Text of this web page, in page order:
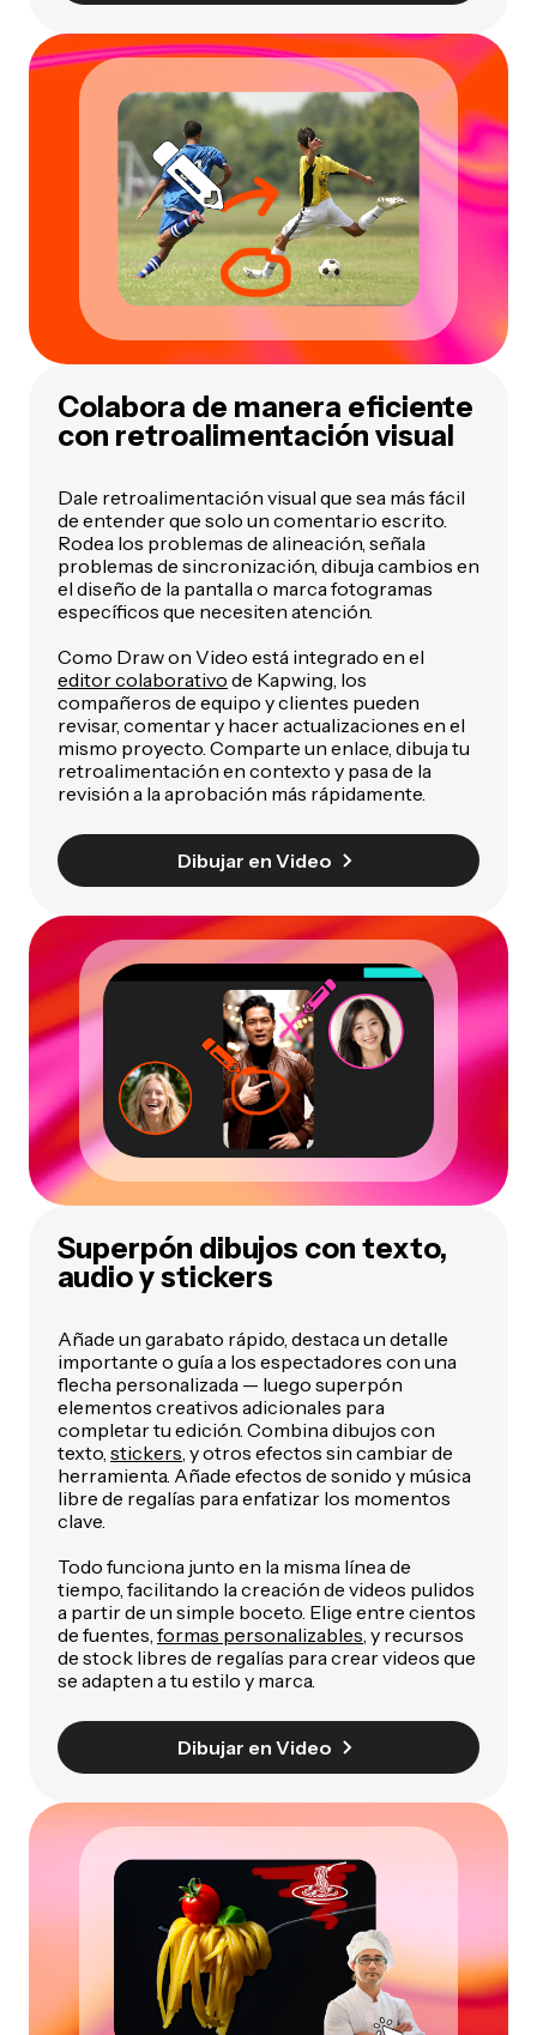
Colabora de manera eficiente
con retroalimentación visual
Dale retroalimentación visual que sea más fácil
de entender que solo un comentario escrito.
Rodea los problemas de alineación, señala
problemas de sincronización, dibuja cambios en
el diseño de la pantalla o marca fotogramas
específicos que necesiten atención.
Como Draw on Video está integrado en el
editor colaborativo de Kapwing, los
compañeros de equipo y clientes pueden
revisar, comentar y hacer actualizaciones en el
mismo proyecto. Comparte un enlace, dibuja tu
retroalimentación en contexto y pasa de la
revisión a la aprobación más rápidamente.
Dibujar en Video
Superpón dibujos con texto,
audio y stickers
Añade un garabato rápido, destaca un detalle
importante o guía a los espectadores con una
flecha personalizada — luego superpón
elementos creativos adicionales para
completar tu edición. Combina dibujos con
texto, stickers, y otros efectos sin cambiar de
herramienta. Añade efectos de sonido y música
libre de regalías para enfatizar los momentos
clave.
Todo funciona junto en la misma línea de
tiempo, facilitando la creación de videos pulidos
a partir de un simple boceto. Elige entre cientos
de fuentes, formas personalizables, y recursos
de stock libres de regalías para crear videos que
se adapten a tu estilo y marca.
Dibujar en Video